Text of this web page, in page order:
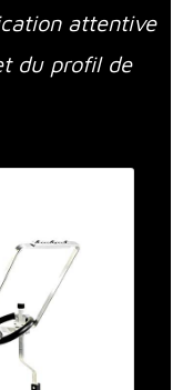
attentive
du profil de